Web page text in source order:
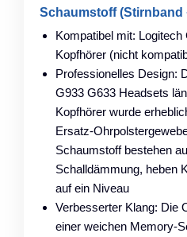
Schaumstoff (Stirnband
Kompatibel mit:
Kopfhörer (nicht
Professionelles Design:
G933 G633 Headsets
Kopfhörer wurde
Ersatz-
Schaumstoff bestehen
Schalldämmung, heben
auf ein Niveau
Verbesserter Klang: Die
einer weichen Memory-